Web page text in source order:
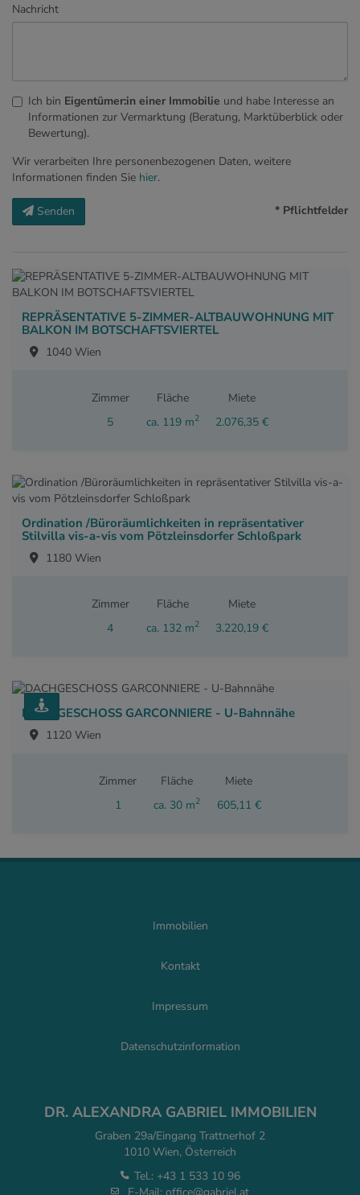
Nachricht
Ich bin Eigentümer:in einer Immobilie und habe Interesse an
Informationen zur Vermarktung (Beratung, Marktüberblick oder
Bewertung).
Wir verarbeiten Ihre personenbezogenen Daten, weitere
Informationen finden Sie hier.
Senden * Pflichtfelder
REPRÄSENTATIVE 5-ZIMMER-ALTBAUWOHNUNG MIT
BALKON IM BOTSCHAFTSVIERTEL
1040 Wien
Zimmer
5
Fläche
ca. 119 m2
Miete
2.076,35 €
Ordination /Büroräumlichkeiten in repräsentativer
Stilvilla vis-a-vis vom Pötzleinsdorfer Schloßpark
1180 Wien
Zimmer
4
Fläche
ca. 132 m2
Miete
3.220,19 €
DACHGESCHOSS GARCONNIERE - U-Bahnnähe
1120 Wien
Zimmer
1
Fläche
ca. 30 m2
Miete
605,11 €
Immobilien
Kontakt
Impressum
Datenschutzinformation
DR. ALEXANDRA GABRIEL IMMOBILIEN
Graben 29a/Eingang Trattnerhof 2
1010 Wien, Österreich
Tel.: +43 1 533 10 96
E-Mail: office@gabriel.at